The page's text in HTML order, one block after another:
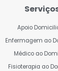
Apoio
Enfermagem ao
Médico ao
Fisioterapia ao